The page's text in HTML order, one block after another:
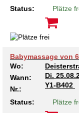
Status: Plätze
Babymassage von
Wo:
Wann:
Di.
Nr.:
Y1-B402
Status: Plätze